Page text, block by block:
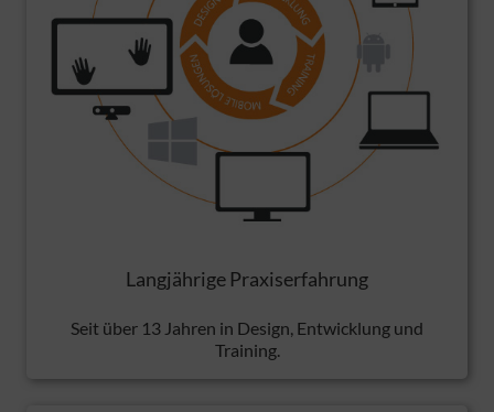
Langjährige Praxiserfahrung
Seit über 13 Jahren in Design, Entwicklung und
Training.